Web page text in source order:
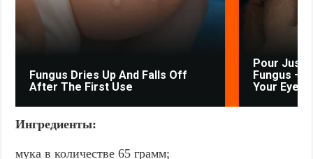
Fungus Dries Up And Falls Off
After The First Use
Pour Just
Fungus —
Your Eyes
Ингредиенты:
мука в количестве 65 грамм;